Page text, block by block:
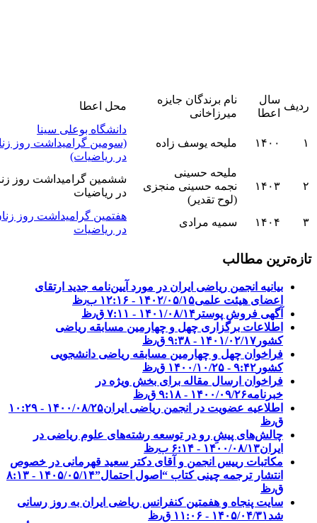
سال
اعطا
نام برندگان جایزه
میرزاخانی
محل اعطا
۱۴۰۰ ملیحه یوسف زاده
دانشگاه بوعلی سینا
(سومین گرامیداشت روز زنان
در ریاضیات)
۱۴۰۳
ملیحه حسینی
نجمه حسینی منجزی
(لوح تقدیر)
ششمین گرامیداشت روز زنان
در ریاضیات
۱۴۰۴ سمیه مرادی
هفتمین گرامیداشت روز زنان
در ریاضیات
مطالب
بیانیه انجمن ریاضی ایران در مورد آیین‌نامه جدید ارتقای
اعضای هیئت علمی۱۴۰۲/۰۵/۱۵ - ۱۲:۱۶ ب٫ظ
آگهی فروش پوستر۱۴۰۱/۰۸/۱۴ - ۷:۱۱ ق٫ظ
اطلاعات برگزاری چهل و چهارمین مسابقه ریاضی
کشور۱۴۰۱/۰۲/۱۷ - ۹:۳۸ ق٫ظ
فراخوان چهل و چهارمین مسابقه ریاضی دانشجویی
کشور‎‎۱۴۰۰/۱۰/۲۵ - ۹:۴۲ ق٫ظ
فراخوان ارسال مقاله برای بخش ویژه در
خبرنامه۱۴۰۰/۰۹/۲۶ - ۹:۱۸ ق٫ظ
اطلاعیه عضویت در انجمن ریاضی ایران
۱۴۰۰/۰۸/۲۵ - ۱۰:۲۹
چالش‌های پیشِ رو در توسعه رشته‌های علوم ریاضی در
ایران۱۴۰۰/۰۸/۱۳ - ۶:۱۴ ب٫ظ
مکاتبات رییس انجمن و آقای دکتر سعید قهرمانی در خصوص
انتشار ترجمه چینی کتاب “اصول احتمال”
۱۴۰۵/۰۵/۱۴ - ۸:۱۳
سایت پنجاه و هفمتین کنفرانس ریاضی ایران به روز رسانی
۱۴۰۵/۰۴/۳۱ - ۱۱:۰۶ ق٫ظ